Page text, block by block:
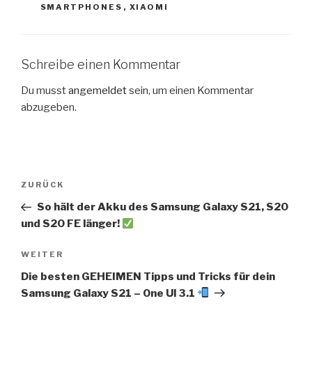
SMARTPHONES , XIAOMI
Schreibe einen Kommentar
Du musstangemeldetsein, um einen Kommentar
abzugeben.
Beitragsnavigation
Vorheriger
Beitrag
ZURÜCK
So hält der Akku des Samsung Galaxy S21, S20
und S20 FE länger!
Nächster
Beitrag
WEITER
Die besten GEHEIMEN Tipps und Tricks für dein
Samsung Galaxy S21 – One UI 3.1